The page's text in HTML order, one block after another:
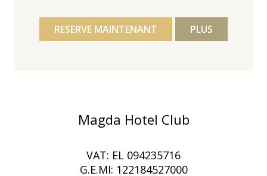
RESERVE MAINTENANT PLUS
Magda Hotel Club
VAT: EL 094235716
G.E.MI: 122184527000